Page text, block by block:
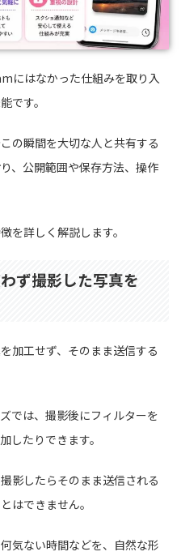
にはなかった仕組みを取り入
です。
の瞬間を大切な人と共有する
、公開範囲や保存方法、操作
を詳しく解説します。
ず撮影した写真を
加工せず、そのまま送信する
では、撮影後にフィルターを
したりできます。
影したらそのまま送信される
はできません。
気ない時間などを、自然な形